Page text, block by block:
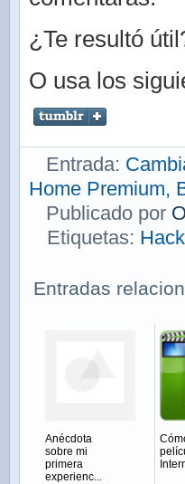
¿Te resultó
O usa los
Entrada:
Home Premium,
Publicado por
Etiquetas:
Entradas
Anécdota
sobre mi
primera
experienc...